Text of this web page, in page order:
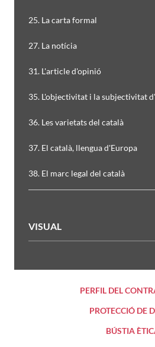
25. La carta formal
27. La notícia
31. L'article d'opinió
35. L'objectivitat i la subjectivitat
36. Les varietats del català
37. El català, llengua d'Europa
38. El marc legal del català
VISUAL
PERFIL DEL
PROTECCIÓ DE
BÚSTIA